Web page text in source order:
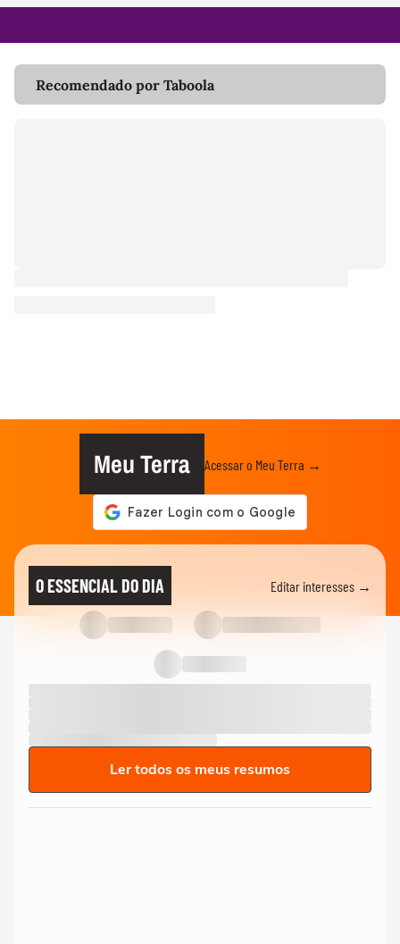
Recomendado por Taboola
Meu Terra Acessar o Meu Terra →
O ESSENCIAL DO DIA Editar interesses →
Ler todos os meus resumos